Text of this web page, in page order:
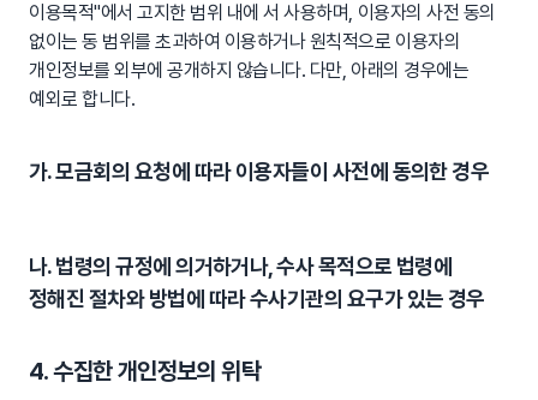
이용목적"에서 고지한 범위 내에 서 사용하며, 이용자의 사전 동의
없이는 동 범위를 초과하여 이용하거나 원칙적으로 이용자의
개인정보를 외부에 공개하지 않습니다. 다만, 아래의 경우에는
예외로 합니다.
가. 모금회의 요청에 따라 이용자들이 사전에 동의한 경우
나. 법령의 규정에 의거하거나, 수사 목적으로 법령에
정해진 절차와 방법에 따라 수사기관의 요구가 있는 경우
4. 수집한 개인정보의 위탁